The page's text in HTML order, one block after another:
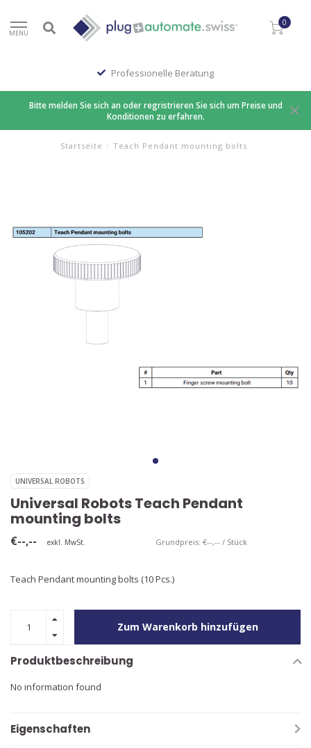
MENU
0
Professionelle Beratung
Bitte melden Sie sich an oder regristrieren Sie sich um Preise und
Konditionen zu erfahren.
Startseite / Teach Pendant mounting bolts
UNIVERSAL ROBOTS
Universal Robots Teach Pendant
mounting bolts
€--,-- exkl. MwSt. Grundpreis: €--,-- / Stück
Teach Pendant mounting bolts (10 Pcs.)
Zum Warenkorb hinzufügen
Produktbeschreibung
No information found
Eigenschaften